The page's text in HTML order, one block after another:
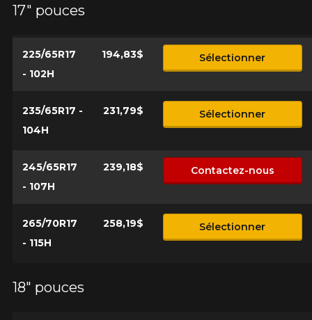
17" pouces
225/65R17
- 102H
194,83$ Sélectionner
235/65R17 -
104H
231,79$ Sélectionner
245/65R17
- 107H
239,18$ Contactez-nous
265/70R17
- 115H
258,19$ Sélectionner
18" pouces
*Attention cette dimension représente une possibilité
d'équipement pour votre véhicule, vous devez vérifier